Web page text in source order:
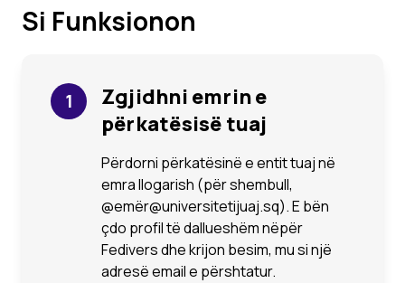
Si Funksionon
1
Zgjidhni emrin e
përkatësisë tuaj
Përdorni përkatësinë e entit tuaj në
emra llogarish (për shembull,
@emër@universitetijuaj.sq). E bën
çdo profil të dallueshëm nëpër
Fedivers dhe krijon besim, mu si një
adresë email e përshtatur.